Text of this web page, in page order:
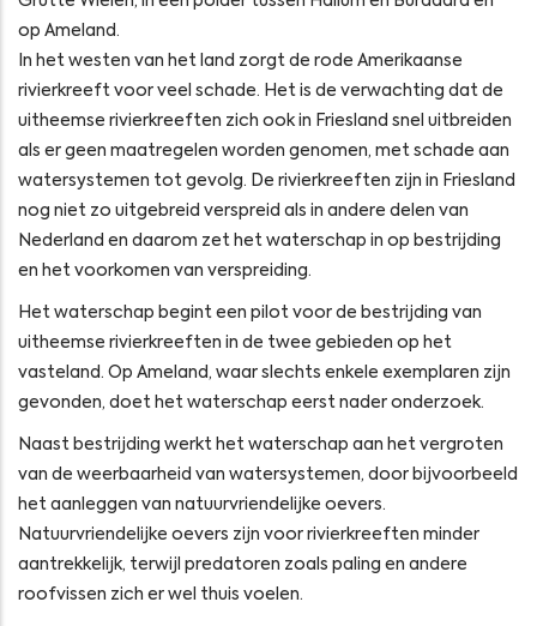
op Ameland.
In het westen van het land zorgt de rode Amerikaanse
rivierkreeft voor veel schade. Het is de verwachting dat de
uitheemse rivierkreeften zich ook in Friesland snel uitbreiden
als er geen maatregelen worden genomen, met schade aan
watersystemen tot gevolg. De rivierkreeften zijn in Friesland
nog niet zo uitgebreid verspreid als in andere delen van
Nederland en daarom zet het waterschap in op bestrijding
en het voorkomen van verspreiding.
Het waterschap begint een pilot voor de bestrijding van
uitheemse rivierkreeften in de twee gebieden op het
vasteland. Op Ameland, waar slechts enkele exemplaren zijn
gevonden, doet het waterschap eerst nader onderzoek.
Naast bestrijding werkt het waterschap aan het vergroten
van de weerbaarheid van watersystemen, door bijvoorbeeld
het aanleggen van natuurvriendelijke oevers.
Natuurvriendelijke oevers zijn voor rivierkreeften minder
aantrekkelijk, terwijl predatoren zoals paling en andere
roofvissen zich er wel thuis voelen.